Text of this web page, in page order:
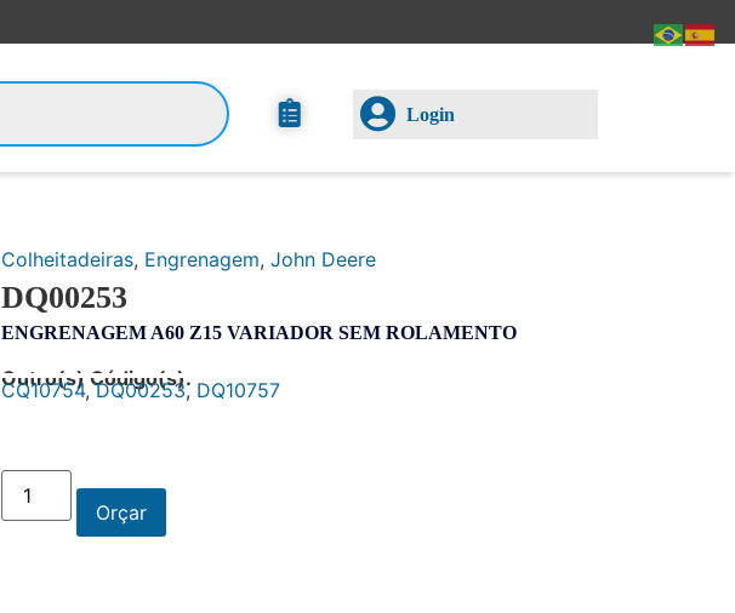
Login
Colheitadeiras, Engrenagem, John Deere
DQ00253
ENGRENAGEM A60 Z15 VARIADOR SEM ROLAMENTO
Outro(s) Código(s):
CQ10754,DQ00253, DQ10757
Orçar